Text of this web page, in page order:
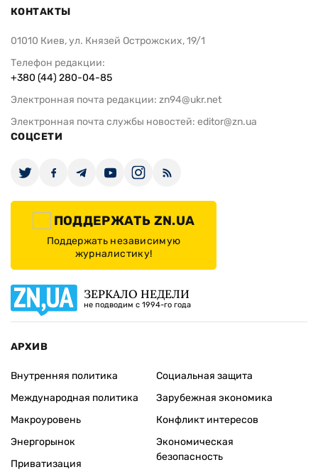
КОНТАКТЫ
01010 Киев, ул. Князей Острожских, 19/1
Телефон редакции:
+380 (44) 280-04-85
Электронная почта редакции: zn94@ukr.net
Электронная почта службы новостей: editor@zn.ua
СОЦСЕТИ
ПОДДЕРЖАТЬ ZN.UA
Поддержать независимую
журналистику!
ЗЕРКАЛО НЕДЕЛИ
не подводим с 1994-го года
АРХИВ
Внутренняя политика
Международная политика
Макроуровень
Энергорынок
Приватизация
Социальная защита
Зарубежная экономика
Конфликт интересов
Экономическая
безопасность